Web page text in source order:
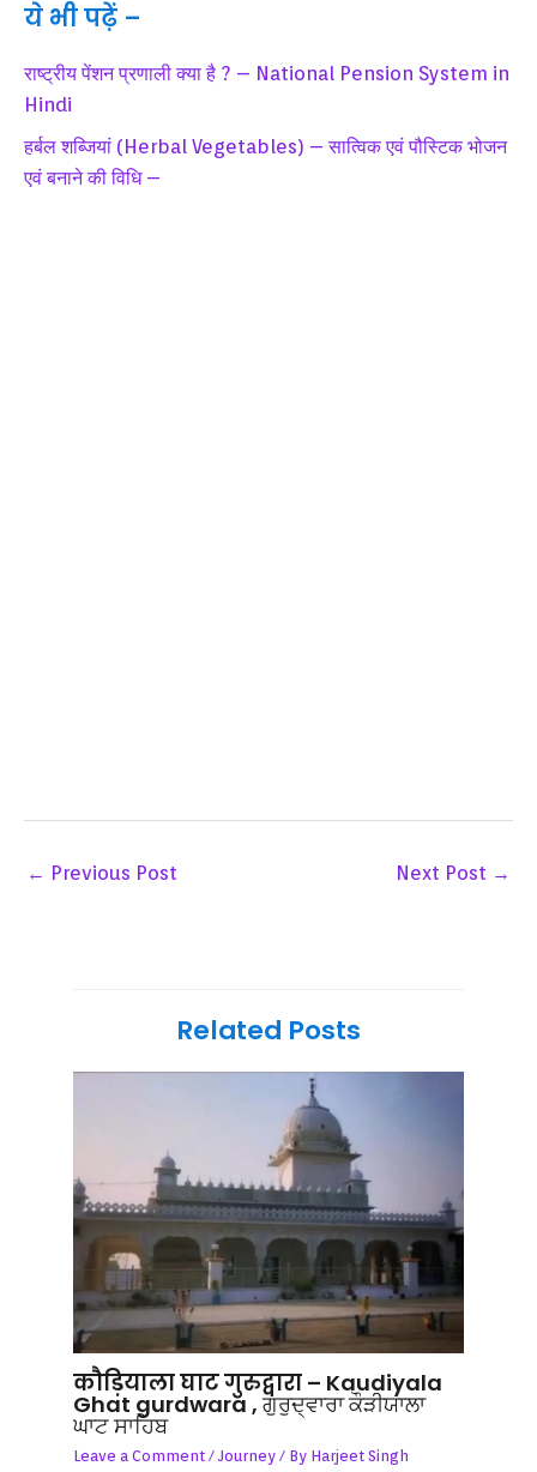
ये भी पढ़ें –
राष्ट्रीय पेंशन प्रणाली क्या है ? – National Pension System in
Hindi
हर्बल शब्जियां (Herbal Vegetables) – सात्विक एवं पौस्टिक भोजन
एवं बनाने की विधि –
← Previous Post Next Post →
Related Posts
कौड़ियाला घाट गुरुद्वारा – Kaudiyala
Ghat gurdwara , ਗੁਰੁਦ੍ਵਾਰਾ ਕੌੜੀਯਾਲਾ
ਘਾਟ ਸਾਹਿਬ
Leave a Comment /Journey / By Harjeet Singh